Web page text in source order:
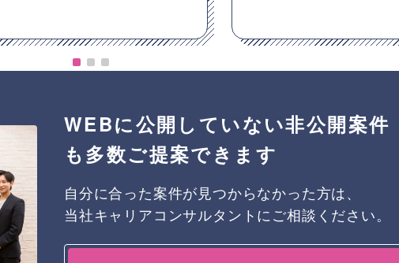
WEBに公開していない非公開案件
も多数ご提案できます
自分に合った案件が見つからなかった方は、
当社キャリアコンサルタントにご相談ください。